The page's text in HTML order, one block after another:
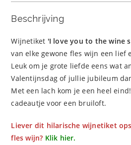
Beschrijving
Wijnetiket 'I love you to the wine
van elke gewone fles wijn een lief
Leuk om je grote liefde eens wat
Valentijnsdag of jullie jubileum
Met een lach kom je een heel
cadeautje voor een bruiloft.
Liever dit hilarische wijnetiket
fles wijn? Klik hier.